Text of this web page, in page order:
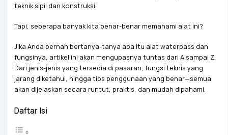
teknik sipil dan konstruksi.
Tapi, seberapa banyak kita benar-benar memahami alat ini?
Jika Anda pernah bertanya-tanya apa itu alat waterpass dan
fungsinya, artikel ini akan mengupasnya tuntas dari A sampai Z.
Dari jenis-jenis yang tersedia di pasaran, fungsi teknis yang
jarang diketahui, hingga tips penggunaan yang benar—semua
akan dijelaskan secara runtut, praktis, dan mudah dipahami.
Daftar Isi